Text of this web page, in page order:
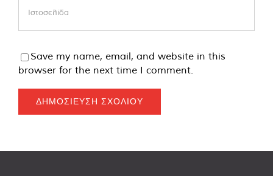
Save my name, email, and website in this
browser for the next time I comment.